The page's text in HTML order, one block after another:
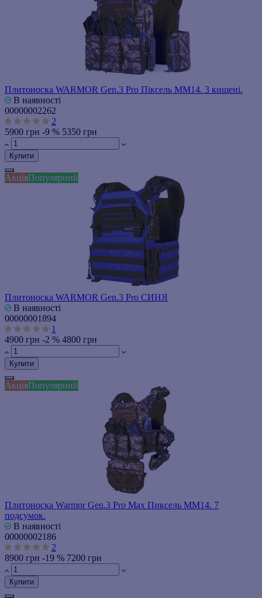
Плитоноска WARMOR Gen.3 Pro Піксель ММ14. 3 кишені.
В наявності
00000002262
2
5900 грн -9 % 5350 грн
Купити
АкціяПопулярний
Плитоноска WARMOR Gen.3 Pro СИНЯ
В наявності
00000001894
1
4900 грн -2 % 4800 грн
Купити
АкціяПопулярний
Плитоноска Warmor Gen.3 Pro Max Пиксель ММ14. 7
подсумок.
В наявності
00000002186
2
8900 грн -19 % 7200 грн
Купити